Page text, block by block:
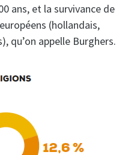
ans, et la survivance de
(hollandais,
qu’on appelle Burghers.